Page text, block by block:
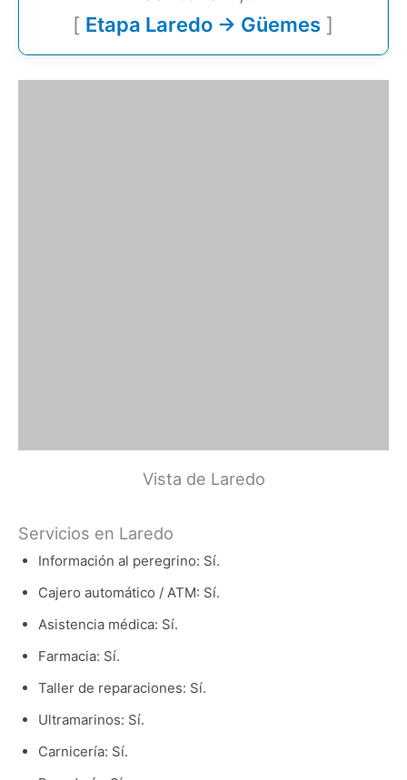
[ Etapa Laredo → Güemes ]
Vista de Laredo
Servicios en Laredo
Información al peregrino: Sí.
Cajero automático / ATM: Sí.
Asistencia médica: Sí.
Farmacia: Sí.
Taller de reparaciones: Sí.
Ultramarinos: Sí.
Carnicería: Sí.